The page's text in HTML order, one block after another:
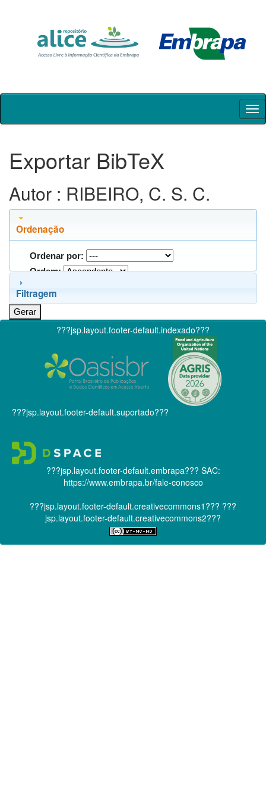
Skip
Exportar BibTeX
Autor : RIBEIRO, C. S. C.
Ordenação
Ordenar por:
Ordem:
Filtragem
???jsp.layout.footer-default.indexado???
???jsp.layout.footer-default.suportado???
???jsp.layout.footer-default.embrapa??? SAC:
https://www.embrapa.br/fale-conosco
???jsp.layout.footer-default.creativecommons1??? ???
jsp.layout.footer-default.creativecommons2???